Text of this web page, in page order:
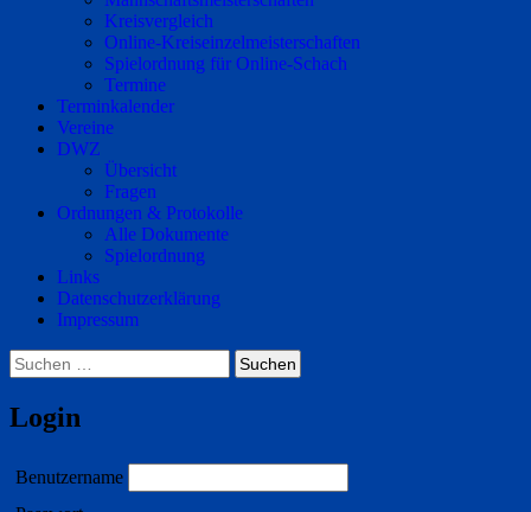
Kreisvergleich
Online-Kreiseinzelmeisterschaften
Spielordnung für Online-Schach
Termine
Terminkalender
Vereine
DWZ
Übersicht
Fragen
Ordnungen & Protokolle
Alle Dokumente
Spielordnung
Links
Datenschutzerklärung
Impressum
Suchen
nach:
Login
Benutzername